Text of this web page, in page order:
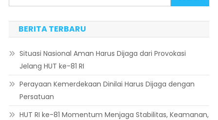
BERITA TERBARU
Situasi Nasional Aman Harus Dijaga dari Provokasi
Jelang HUT ke-81 RI
Perayaan Kemerdekaan Dinilai Harus Dijaga dengan
Persatuan
HUT RI ke-81 Momentum Menjaga Stabilitas, Keamanan,